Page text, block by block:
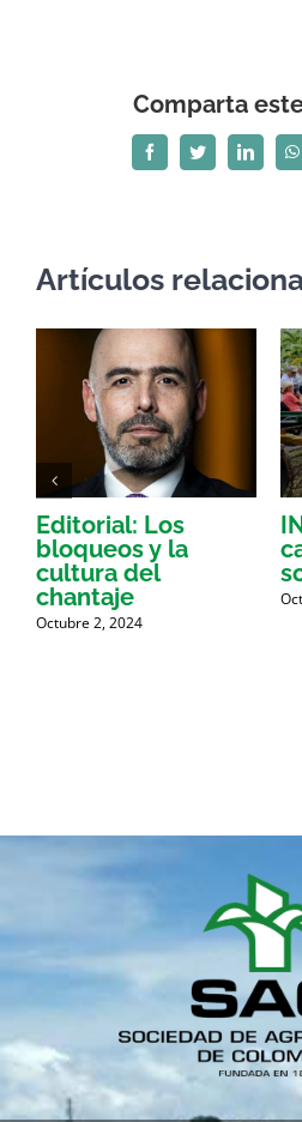
Comparta
FacebookTwitterLinkedIn
Artículos
Editorial: Los
bloqueos y la
cultura del
chantaje
Octubre 2, 2024